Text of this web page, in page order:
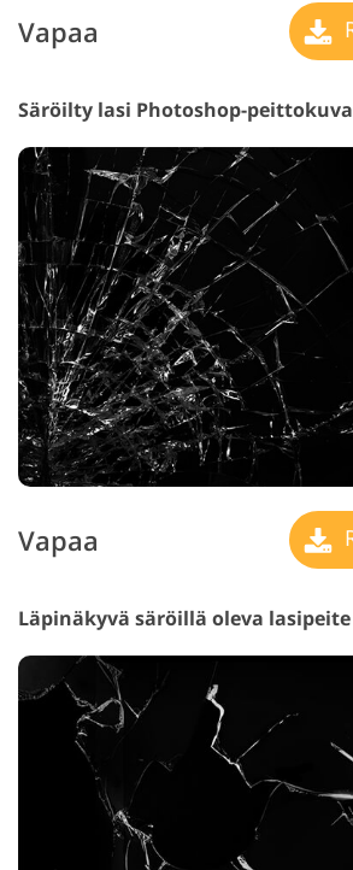
Vapaa
Säröilty lasi Photoshop-
Vapaa
Läpinäkyvä säröillä oleva